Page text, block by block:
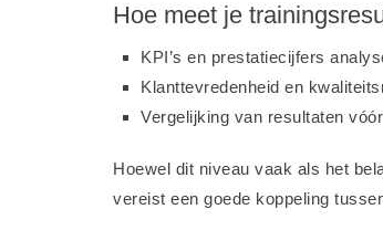
Hoe meet je
KPI’s en prestatiecijfers
Klanttevredenheid en
Vergelijking van resultaten
Hoewel dit niveau vaak als het
vereist een goede koppeling